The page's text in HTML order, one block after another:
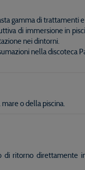
gamma di trattamenti e
di immersione in
nei dintorni.
nella discoteca
o della piscina.
di ritorno direttamente